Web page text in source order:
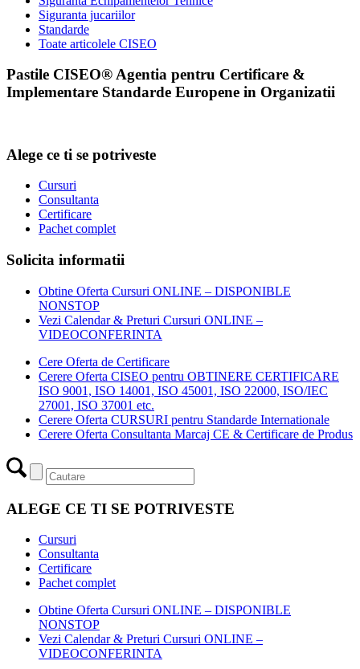
Siguranta jucariilor
Standarde
Toate articolele CISEO
Pastile CISEO® Agentia pentru Certificare &
Implementare Standarde Europene in Organizatii
Alege ce ti se potriveste
Cursuri
Consultanta
Certificare
Pachet complet
Solicita informatii
Obtine Oferta Cursuri ONLINE – DISPONIBLE
NONSTOP
Vezi Calendar & Preturi Cursuri ONLINE –
VIDEOCONFERINTA
Cere Oferta de Certificare
Cerere Oferta CISEO pentru OBTINERE CERTIFICARE
ISO 9001, ISO 14001, ISO 45001, ISO 22000, ISO/IEC
27001, ISO 37001 etc.
Cerere Oferta CURSURI pentru Standarde Internationale
Cerere Oferta Consultanta Marcaj CE & Certificare de Produs
ALEGE CE TI SE POTRIVESTE
Cursuri
Consultanta
Certificare
Pachet complet
Obtine Oferta Cursuri ONLINE – DISPONIBLE
NONSTOP
Vezi Calendar & Preturi Cursuri ONLINE –
VIDEOCONFERINTA